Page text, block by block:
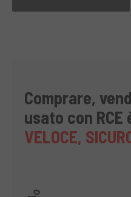
Comprare,
usato con RCE
VELOCE,